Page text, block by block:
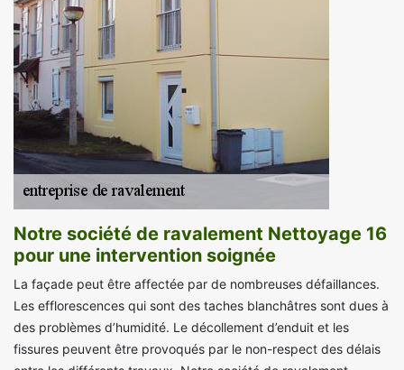
Notre société de ravalement Nettoyage 16
pour une intervention soignée
La façade peut être affectée par de nombreuses défaillances.
Les efflorescences qui sont des taches blanchâtres sont dues à
des problèmes d’humidité. Le décollement d’enduit et les
fissures peuvent être provoqués par le non-respect des délais